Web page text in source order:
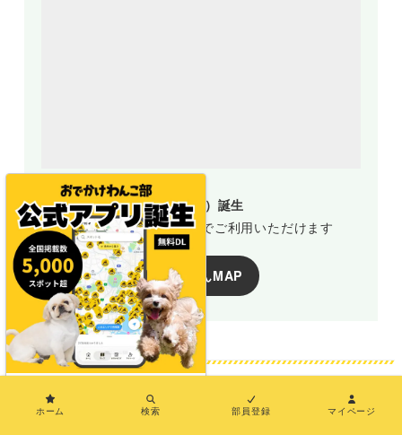
地図アプリ（おでわんMAP）誕生
新規部員登録で誰でも無料でご利用いただけます
おでわんMAP
おでかけわんこ部とは
ホーム 検索 部員登録 マイページ